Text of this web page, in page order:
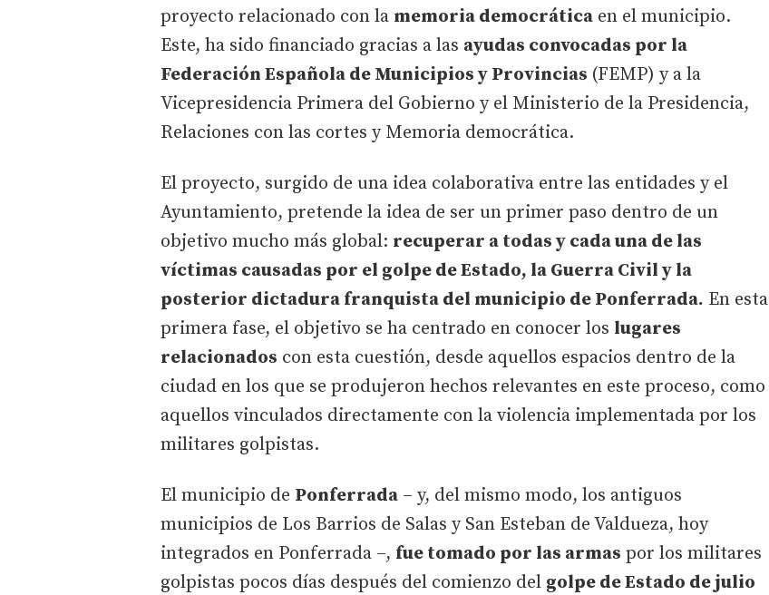
proyecto relacionado con la memoria democrática en el municipio.
Este, ha sido financiado gracias a las ayudas convocadas por la
Federación Española de Municipios y Provincias (FEMP) y a la
Vicepresidencia Primera del Gobierno y el Ministerio de la Presidencia,
Relaciones con las cortes y Memoria democrática.
El proyecto, surgido de una idea colaborativa entre las entidades y el
Ayuntamiento, pretende la idea de ser un primer paso dentro de un
objetivo mucho más global: recuperar a todas y cada una de las
víctimas causadas por el golpe de Estado, la Guerra Civil y la
posterior dictadura franquista del municipio de Ponferrada. En esta
primera fase, el objetivo se ha centrado en conocer los lugares
relacionados con esta cuestión, desde aquellos espacios dentro de la
ciudad en los que se produjeron hechos relevantes en este proceso, como
aquellos vinculados directamente con la violencia implementada por los
militares golpistas.
El municipio de Ponferrada – y, del mismo modo, los antiguos
municipios de Los Barrios de Salas y San Esteban de Valdueza, hoy
integrados en Ponferrada –, fue tomado por las armas por los militares
golpistas pocos días después del comienzo del golpe de Estado de julio